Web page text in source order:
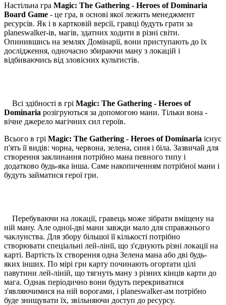
Настільна гра Magic: The Gathering - Heroes of Dominaria
Board Game - це гра, в основі якої лежить менеджмент
ресурсів. Як і в картковій версії, гравці будуть грати за
planeswalker-ів, магів, здатних ходити в різні світи.
Опинившись на землях Домінарії, вони приступають до їх
дослідження, одночасно збираючи ману з локацій і
відбиваючись від зловісних культистів.
Всі здібності в грі Magic: The Gathering - Heroes of
Dominaria розігруються за допомогою мани. Тільки вона -
вічне джерело магічних сил героїв.
Всього в грі Magic: The Gathering - Heroes of Dominaria існує
п'ять її видів: чорна, червона, зелена, синя і біла. Зазвичай для
створення заклинання потрібно мана певного типу і
додатково будь-яка інша. Саме накопиченням потрібної мани і
будуть займатися герої гри.
Перебуваючи на локації, гравець може зібрати вміщену на
ній ману. Але одної-дві мани завжди мало для справжнього
чаклунства. Для збору більшої її кількості потрібно
створювати спеціальні лей-лінії, що з'єднують різні локації на
карті. Вартість їх створення одна Зелена мана або дві будь-
яких інших. По мірі гри карту починають огортати цілі
павутини лей-ліній, що тягнуть ману з різних кінців карти до
мага. Однак періодично вони будуть перекриватися
з'являючимися на ній ворогами, і planeswalker-ам потрібно
буде знищувати їх, звільняючи доступ до ресурсу.